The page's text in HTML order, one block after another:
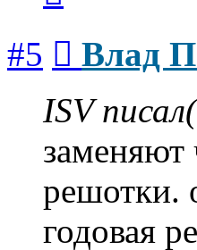
#5 Влад
ISV
заменяют
решотки.
годовая